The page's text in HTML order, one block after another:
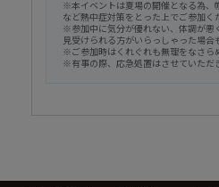
※本イベントは夏場の開催となる為、
など熱中症対策をとった上でご参加く
※参加中に気分が優れない、体調が悪
見受けられる方がいらっしゃった場合
※ご参加時はくれぐれも無理をなさら
※有事の際、応急処置はさせていただ